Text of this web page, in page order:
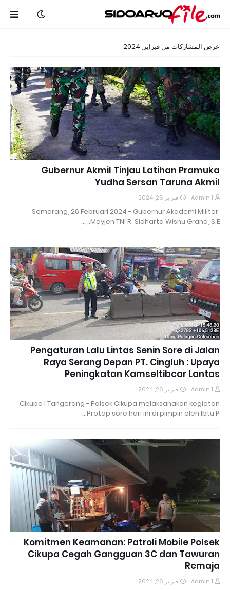
عرض المشاركات من فبراير, 2024
Gubernur Akmil Tinjau Latihan Pramuka
Yudha Sersan Taruna Akmil
Admin 1 فبراير 26, 2024
Semarang, 26 Februari 2024 - Gubernur Akademi Militer,
Mayjen TNI R. Sidharta Wisnu Graha, S.E., …
Pengaturan Lalu Lintas Senin Sore di Jalan
Raya Serang Depan PT. Cingluh : Upaya
Peningkatan Kamseltibcar Lantas
Admin 1 فبراير 26, 2024
Cikupa | Tangerang - Polsek Cikupa melaksanakan kegiatan
Protap sore hari ini di pimpin oleh Iptu P…
Komitmen Keamanan: Patroli Mobile Polsek
Cikupa Cegah Gangguan 3C dan Tawuran
Remaja
Admin 1 فبراير 26, 2024